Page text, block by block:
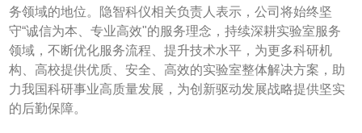
务领域的地位。隐智科仪相关负责人表示，公司将始终坚
守“诚信为本、专业高效"的服务理念，持续深耕实验室服务
领域，不断优化服务流程、提升技术水平，为更多科研机
构、高校提供优质、安全、高效的实验室整体解决方案，助
力我国科研事业高质量发展，为创新驱动发展战略提供坚实
的后勤保障。